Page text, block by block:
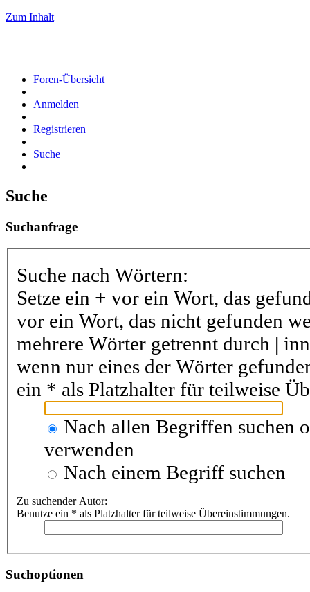
Zum Inhalt
Foren-Übersicht
Anmelden
Registrieren
Suche
Suche
Suchanfrage
Suche nach Wörtern:
Setze ein + vor ein Wort, das
vor ein Wort, das nicht gefunden
mehrere Wörter getrennt durch |
wenn nur eines der Wörter
ein * als Platzhalter für teilweise
Nach allen Begriffen suchen
verwenden
Nach einem Begriff suchen
Zu suchender Autor:
Benutze ein * als Platzhalter für teilweise Übereinstimmungen.
Suchoptionen